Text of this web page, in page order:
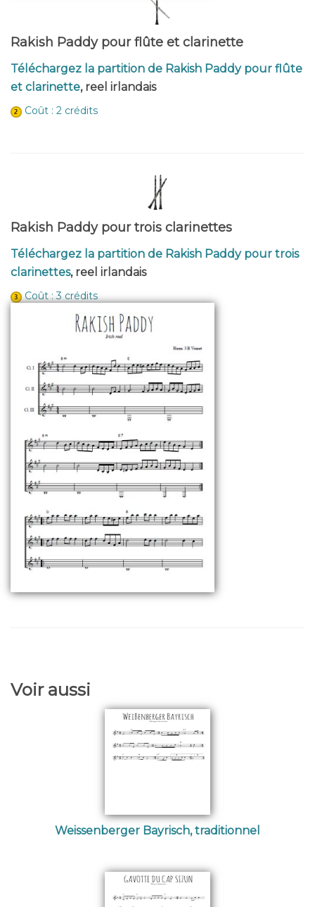
Rakish Paddy pour flûte et clarinette
Téléchargez la partition de Rakish Paddy pour flûte
et clarinette, reel irlandais
Coût : 2 crédits
Rakish Paddy pour trois clarinettes
Téléchargez la partition de Rakish Paddy pour trois
clarinettes, reel irlandais
Coût : 3 crédits
Voir aussi
Weissenberger Bayrisch, traditionnel